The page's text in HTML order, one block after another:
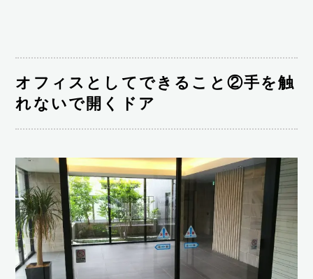
オフィスとしてできること②手を触
れないで開くドア